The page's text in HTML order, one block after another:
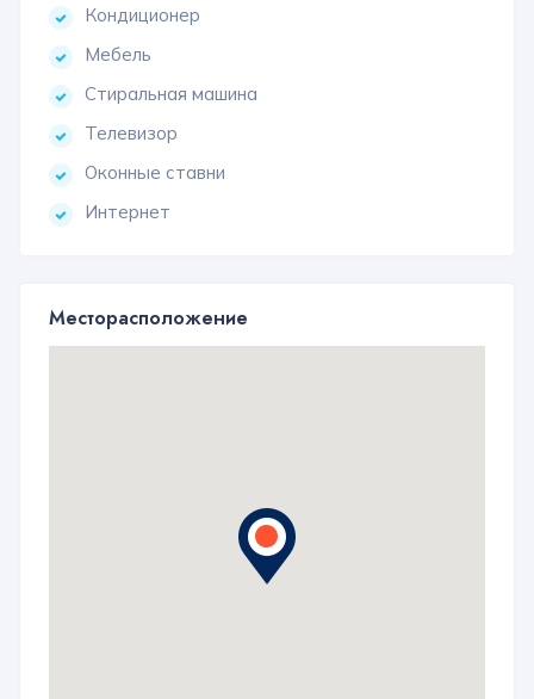
Кондиционер
Мебель
Стиральная машина
Телевизор
Оконные ставни
Интернет
Месторасположение